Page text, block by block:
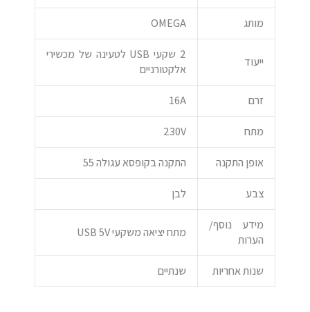
מותג OMEGA
ייעוד
2 שקעי USB לטעינה של מכשירי
אלקטורניים
זרם 16A
מתח 230V
אופן התקנה התקנה בקופסא עגולה 55
צבע לבן
מידע נוסף/
הערות
מתח יציאה משקעי USB 5V
שנות אחריות שנתיים